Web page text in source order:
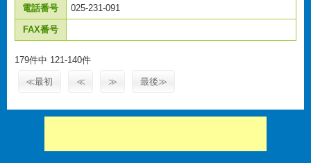
電話番号 025-231-091
FAX番号
179件中 121-140件
≪最初 ≪ ≫ 最後≫